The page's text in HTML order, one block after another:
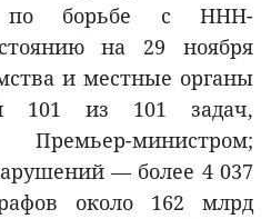
по борьбе с ННН-
на 29 ноября
и местные органы
101 из 101 задач,
министром;
— более 4 037
около 162 млрд